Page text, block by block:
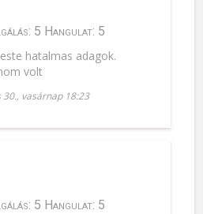
5 Hangulat: 5
hatalmas adagok.
volt
vasárnap 18:23
5 Hangulat: 5